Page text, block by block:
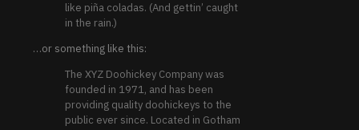
like piña coladas. (And gettin’ caught
in the rain.)
…or something like this:
The XYZ Doohickey Company was
founded in 1971, and has been
providing quality doohickeys to the
public ever since. Located in Gotham